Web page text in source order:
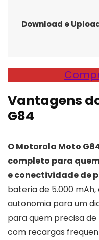
Download e
Vantagens
G84
O Motorola Moto
completo para
e conectividade de
bateria de 5.000
autonomia para um
para quem precisa
com recargas